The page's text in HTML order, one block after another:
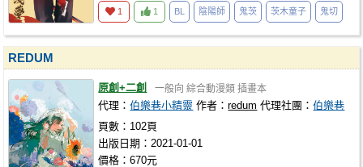
1 1 BL 陰陽師 鬼茨 茨木童子 鬼切
REDUM
原創+二創 一般向 綜合動漫類 插畫本
代理：伯樂巷小精靈 作者：redum 代理社團：伯樂巷
頁數：102頁
出版日期：2021-01-01
價格：670元